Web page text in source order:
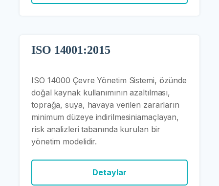
ISO 14001:2015
ISO 14000 Çevre Yönetim Sistemi, özünde
doğal kaynak kullanımının azaltılması,
toprağa, suya, havaya verilen zararların
minimum düzeye indirilmesiniamaçlayan,
risk analizleri tabanında kurulan bir
yönetim modelidir.
Detaylar